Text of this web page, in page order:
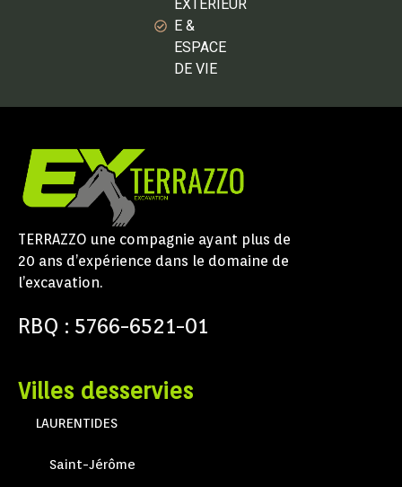
EXTÉRIEUR
E &
ESPACE
DE VIE
TERRAZZO une compagnie ayant plus de
20 ans d’expérience dans le domaine de
l’excavation.
RBQ : 5766-6521-01
Villes desservies
LAURENTIDES
Saint-Jérôme